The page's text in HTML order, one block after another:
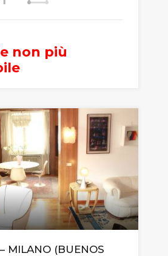
non più
MILANO (BUENOS